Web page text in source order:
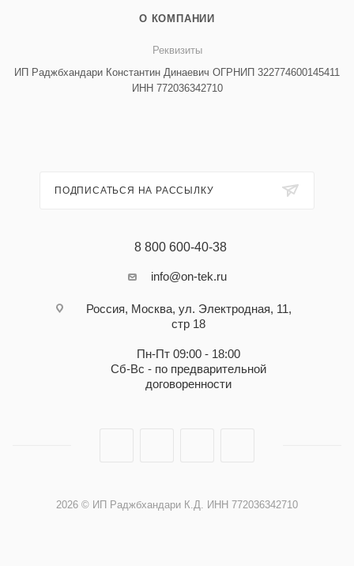
О КОМПАНИИ
Реквизиты
ИП Раджбхандари Константин Динаевич ОГРНИП 322774600145411
ИНН 772036342710
ПОДПИСАТЬСЯ НА РАССЫЛКУ
8 800 600-40-38
info@on-tek.ru
Россия, Москва, ул. Электродная, 11,
стр 18
Пн-Пт 09:00 - 18:00
Сб-Вс - по предварительной
договоренности
2026 © ИП Раджбхандари К.Д. ИНН 772036342710